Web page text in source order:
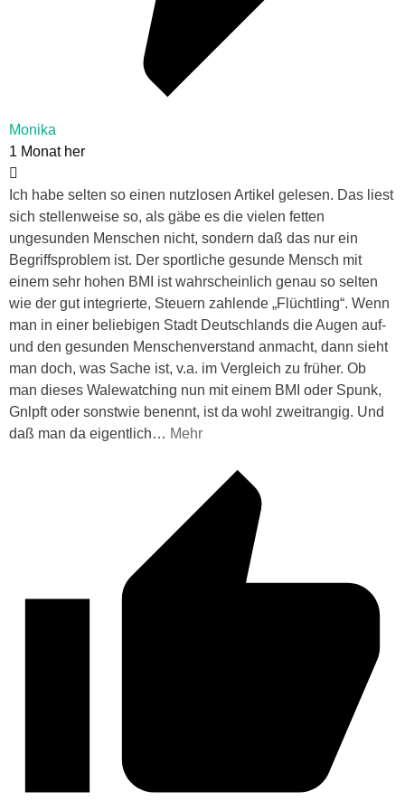
Monika
1 Monat her
Ich habe selten so einen nutzlosen Artikel gelesen. Das liest
sich stellenweise so, als gäbe es die vielen fetten
ungesunden Menschen nicht, sondern daß das nur ein
Begriffsproblem ist. Der sportliche gesunde Mensch mit
einem sehr hohen BMI ist wahrscheinlich genau so selten
wie der gut integrierte, Steuern zahlende „Flüchtling“. Wenn
man in einer beliebigen Stadt Deutschlands die Augen auf-
und den gesunden Menschenverstand anmacht, dann sieht
man doch, was Sache ist, v.a. im Vergleich zu früher. Ob
man dieses Walewatching nun mit einem BMI oder Spunk,
Gnlpft oder sonstwie benennt, ist da wohl zweitrangig. Und
daß man da eigentlich… Mehr